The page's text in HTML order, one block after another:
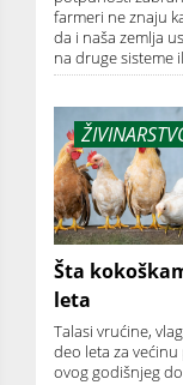
farmeri ne znaju
da i naša zemlja
na druge sisteme
Šta
leta
Talasi vrućine,
deo leta za
ovog godišnjeg